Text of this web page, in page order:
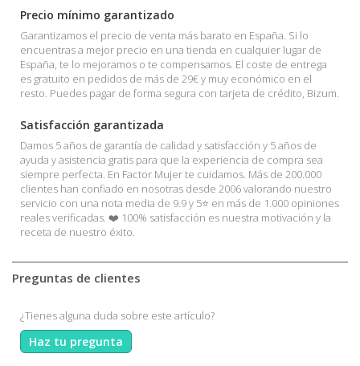
Precio mínimo garantizado
Garantizamos el precio de venta más barato en España. Si lo
encuentras a mejor precio en una tienda en cualquier lugar de
España, te lo mejoramos o te compensamos. El coste de entrega
es gratuito en pedidos de más de 29€ y muy económico en el
resto. Puedes pagar de forma segura con tarjeta de crédito, Bizum.
Satisfacción garantizada
Damos 5 años de garantía de calidad y satisfacción y 5 años de
ayuda y asistencia gratis para que la experiencia de compra sea
siempre perfecta. En Factor Mujer te cuidamos. Más de 200.000
clientes han confiado en nosotras desde 2006 valorando nuestro
servicio con una nota media de 9.9 y 5⭐ en más de 1.000 opiniones
reales verificadas. ❤️ 100% satisfacción es nuestra motivación y la
receta de nuestro éxito.
Preguntas de clientes
¿Tienes alguna duda sobre este artículo?
Haz tu pregunta